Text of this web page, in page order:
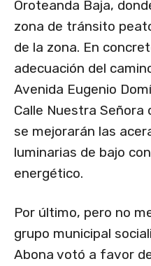
Oroteanda Baja,
zona de tránsito
de la zona. En
adecuación del
Avenida Eugenio
Calle Nuestra Señora
se mejorarán las
luminarias de bajo
energético.
Por último, pero no
grupo municipal
Abona votó a favor